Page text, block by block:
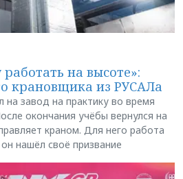
на высоте»:
крановщика из РУСАЛа
завод на практику во время
окончания учёбы вернулся на
краном. Для него работа
нашёл своё призвание